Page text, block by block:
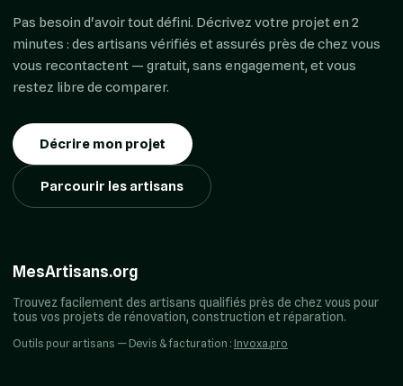
Pas besoin d'avoir tout défini. Décrivez votre projet en 2
minutes : des artisans vérifiés et assurés près de chez vous
vous recontactent — gratuit, sans engagement, et vous
restez libre de comparer.
Décrire mon projet
Parcourir les artisans
MesArtisans.org
Trouvez facilement des artisans qualifiés près de chez vous pour
tous vos projets de rénovation, construction et réparation.
Outils pour artisans — Devis & facturation : Invoxa.pro